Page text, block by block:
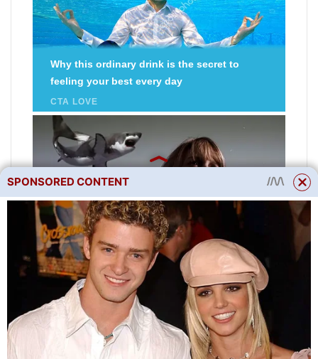
SPONSORED CONTENT